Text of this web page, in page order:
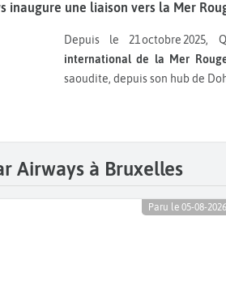
inaugure une liaison vers la Mer
Depuis le 21 octobre 2025,
international de la Mer
saoudite, depuis son hub de
Airways à Bruxelles
Paru le 05-08-2026